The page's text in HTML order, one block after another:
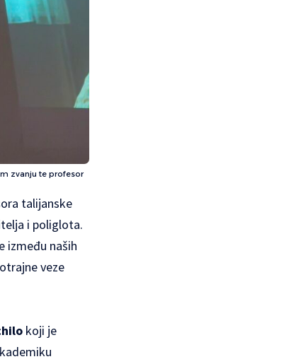
zvanju te profesor
talijanske
i poliglota.
između naših
veze
koji je